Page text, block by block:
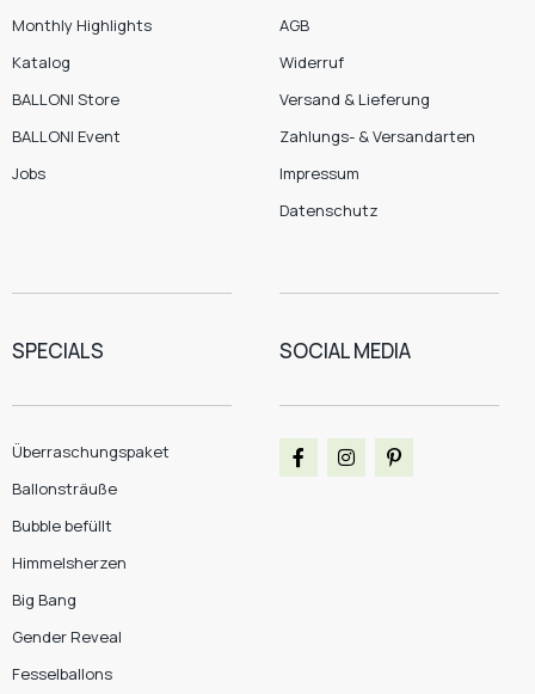
Monthly Highlights
Katalog
BALLONI Store
BALLONI Event
Jobs
AGB
Widerruf
Versand & Lieferung
Zahlungs- & Versandarten
Impressum
Datenschutz
SPECIALS
Überraschungspaket
Ballonsträuße
Bubble befüllt
Himmelsherzen
Big Bang
Gender Reveal
Fesselballons
SOCIAL MEDIA